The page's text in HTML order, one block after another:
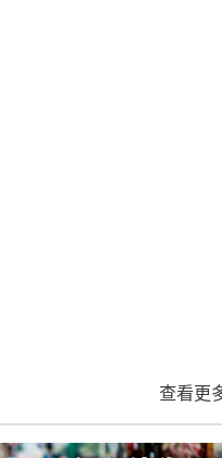
查看更